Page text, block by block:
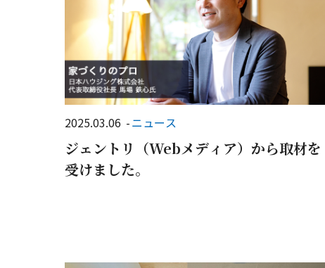
2025.03.06 ニュース
ジェントリ（Webメディア）から取材を
受けました。